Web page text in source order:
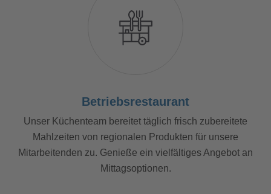
Betriebsrestaurant
Unser Küchenteam bereitet täglich frisch zubereitete
Mahlzeiten von regionalen Produkten für unsere
Mitarbeitenden zu. Genieße ein vielfältiges Angebot an
Mittagsoptionen.